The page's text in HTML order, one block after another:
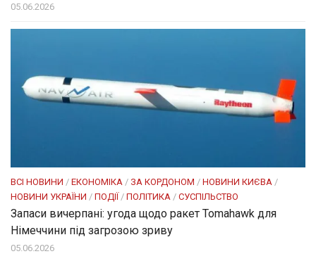
05.06.2026
ВСІ НОВИНИ / ЕКОНОМІКА / ЗА КОРДОНОМ / НОВИНИ КИЄВА /
НОВИНИ УКРАЇНИ / ПОДІЇ/ ПОЛІТИКА / СУСПІЛЬСТВО
Запаси вичерпані: угода щодо ракет Tomahawk для
Німеччини під загрозою зриву
05.06.2026